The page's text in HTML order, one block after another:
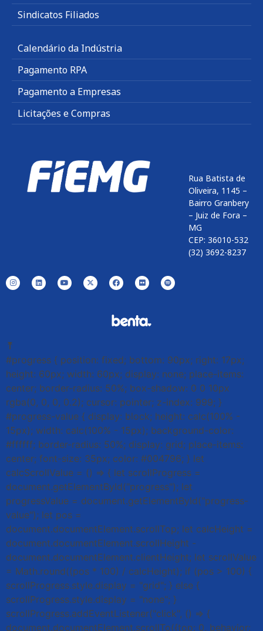
Sindicatos Filiados
Calendário da Indústria
Pagamento RPA
Pagamento a Empresas
Licitações e Compras
Rua Batista de
Oliveira, 1145 –
Bairro Granbery
– Juiz de Fora –
MG
CEP: 36010-532
(32) 3692-8237
⤒
#progress { position: fixed; bottom: 90px; right: 17px;
height: 60px; width: 60px; display: none; place-items:
center; border-radius: 50%; box-shadow: 0 0 10px
rgba(0, 0, 0, 0.2); cursor: pointer; z-index: 999; }
#progress-value { display: block; height: calc(100% -
15px); width: calc(100% - 15px); background-color:
#ffffff; border-radius: 50%; display: grid; place-items:
center; font-size: 35px; color: #004796; } let
calcScrollValue = () => { let scrollProgress =
document.getElementById("progress"); let
progressValue = document.getElementById("progress-
value"); let pos =
document.documentElement.scrollTop; let calcHeight =
document.documentElement.scrollHeight -
document.documentElement.clientHeight; let scrollValue
= Math.round((pos * 100) / calcHeight); if (pos > 100) {
scrollProgress.style.display = "grid"; } else {
scrollProgress.style.display = "none"; }
scrollProgress.addEventListener("click", () => {
document.documentElement.scrollTo({top: 0, behavior: